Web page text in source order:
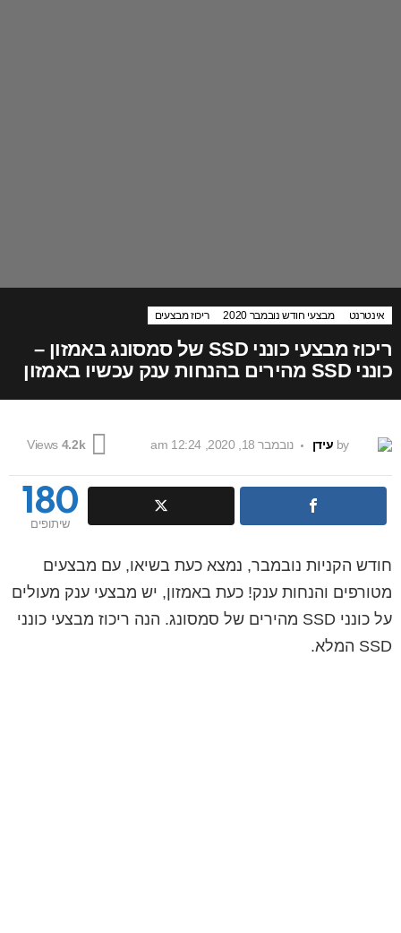
אינטרנט מבצעי חודש נובמבר 2020 ריכוז מבצעים
ריכוז מבצעי כונני SSD של סמסונג באמזון –
כונני SSD מהירים בהנחות ענק עכשיו באמזון
by עידן נובמבר 18, 2020, 12:24 am 4.2k
Views
180
שיתופים
חודש הקניות נובמבר, נמצא כעת בשיאו, עם מבצעים
מטורפים והנחות ענק! כעת באמזון, יש מבצעי ענק מעולים
על כונני SSD מהירים של סמסונג. הנה ריכוז מבצעי כונני
SSD המלא.